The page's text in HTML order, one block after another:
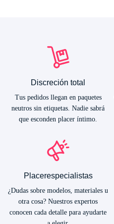
Discreción total
Tus pedidos llegan en paquetes
neutros sin etiquetas. Nadie sabrá
que esconden placer íntimo.
Placerespecialistas
¿Dudas sobre modelos, materiales u
otra cosa? Nuestros expertos
conocen cada detalle para ayudarte